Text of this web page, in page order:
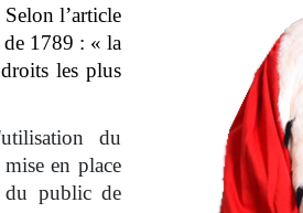
l’article
1789 : « la
les plus
du
en place
du public de